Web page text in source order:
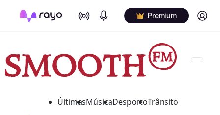
On Air Podcasts Premium Log in
ÚltimasMúsicaDesportoTrânsito